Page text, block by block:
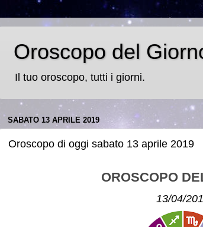
Oroscopo del
Il tuo oroscopo, tutti i giorni.
SABATO 13 APRILE 2019
Oroscopo di oggi sabato 13 aprile 2019
OROSCOPO
13/04/